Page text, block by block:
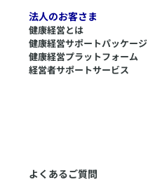
法人のお客さま
健康経営とは
健康経営サポートパッケージ
健康経営プラットフォーム
経営者サポートサービス
よくあるご質問